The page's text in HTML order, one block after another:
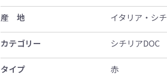
産 地 イタリア・シ
カテゴリー シチリアDOC
タイプ 赤